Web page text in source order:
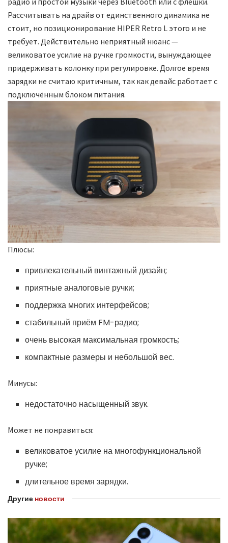
Рассчитывать на драйв от единственного динамика не
стоит, но позиционирование HIPER Retro L этого и не
требует. Действительно неприятный нюанс —
великоватое усилие на ручке громкости, вынуждающее
придерживать колонку при регулировке. Долгое время
зарядки не считаю критичным, так как девайс работает с
подключённым блоком питания.
Плюсы:
привлекательный винтажный дизайн;
приятные аналоговые ручки;
поддержка многих интерфейсов;
стабильный приём FM-радио;
очень высокая максимальная громкость;
компактные размеры и небольшой вес.
Минусы:
недостаточно насыщенный звук.
Может не понравиться:
великоватое усилие на многофункциональной
ручке;
длительное время зарядки.
Другие новости